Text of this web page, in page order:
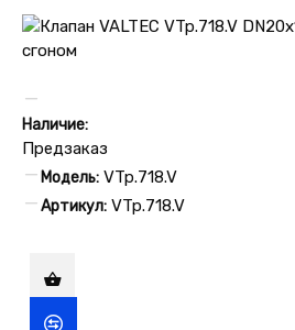
Наличие:
Предзаказ
Модель: VTp.718.V
Артикул: VTp.718.V